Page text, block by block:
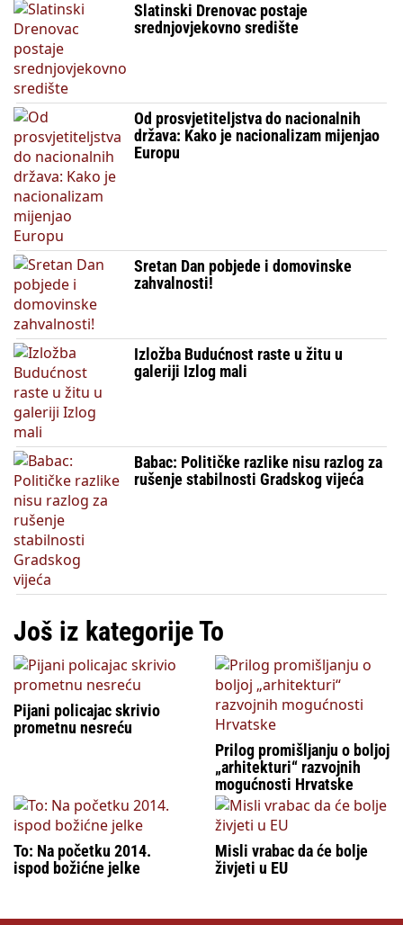
Slatinski Drenovac postaje
srednjovjekovno središte
Od prosvjetiteljstva do nacionalnih
država: Kako je nacionalizam mijenjao
Europu
Sretan Dan pobjede i domovinske
zahvalnosti!
Izložba Budućnost raste u žitu u
galeriji Izlog mali
Babac: Političke razlike nisu razlog za
rušenje stabilnosti Gradskog vijeća
Još iz kategorije To
Pijani policajac skrivio
prometnu nesreću
Prilog promišljanju o boljoj
„arhitekturi“ razvojnih
mogućnosti Hrvatske
To: Na početku 2014.
ispod božićne jelke
Misli vrabac da će bolje
živjeti u EU